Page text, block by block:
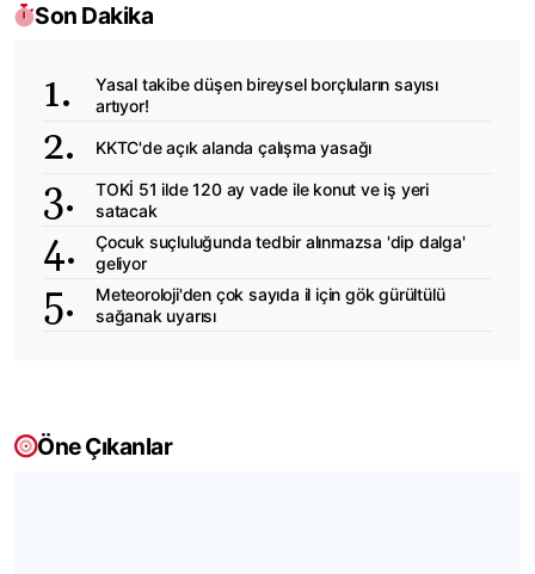
Son Dakika
Yasal takibe düşen bireysel borçluların sayısı
artıyor!
KKTC'de açık alanda çalışma yasağı
TOKİ 51 ilde 120 ay vade ile konut ve iş yeri
satacak
Çocuk suçluluğunda tedbir alınmazsa 'dip dalga'
geliyor
Meteoroloji'den çok sayıda il için gök gürültülü
sağanak uyarısı
Öne Çıkanlar